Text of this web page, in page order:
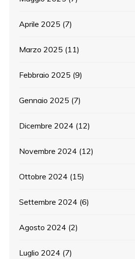
Aprile 2025 (7)
Marzo 2025 (11)
Febbraio 2025 (9)
Gennaio 2025 (7)
Dicembre 2024 (12)
Novembre 2024 (12)
Ottobre 2024 (15)
Settembre 2024 (6)
Agosto 2024 (2)
Luglio 2024 (7)